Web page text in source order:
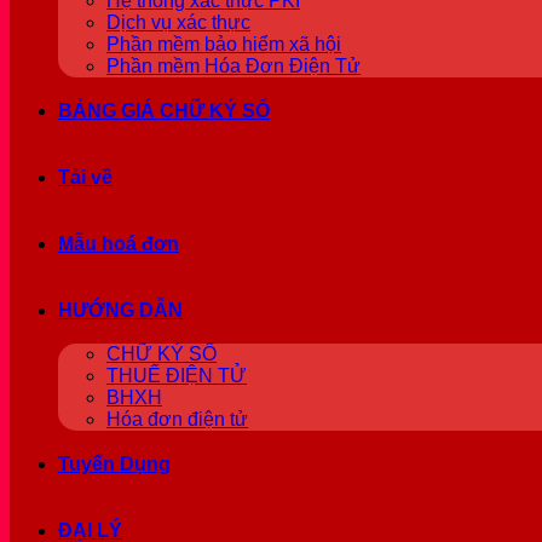
Dịch vụ xác thực
Phần mềm bảo hiểm xã hội
Phần mềm Hóa Đơn Điện Tử
BẢNG GIÁ CHỮ KÝ SỐ
Tải về
Mẫu hoá đơn
HƯỚNG DẪN
CHỮ KÝ SỐ
THUẾ ĐIỆN TỬ
BHXH
Hóa đơn điện tử
Tuyển Dụng
ĐẠI LÝ